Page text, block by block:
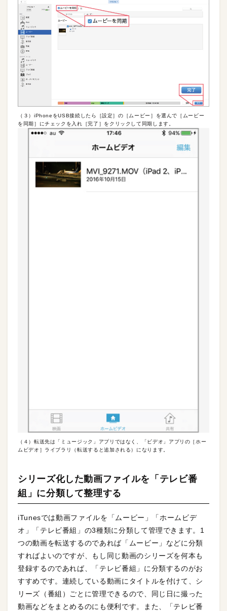
（３）iPhoneをUSB接続したら［設定］の［ムービー］を選んで［ムービー
を同期］にチェックを入れ［完了］をクリックして同期します。
（４）転送先は「ミュージック」アプリではなく、「ビデオ」アプリの［ホー
ムビデオ］ライブラリ（転送すると追加される）になります。
シリーズ化した動画ファイルを「テレビ番
組」に分類して整理する
iTunesでは動画ファイルを「ムービー」「ホームビデ
オ」「テレビ番組」の3種類に分類して管理できます。1
つの動画を転送するのであれば「ムービー」などに分類
すればよいのですが、もし同じ動画のシリーズを何本も
登録するのであれば、「テレビ番組」に分類するのがお
すすめです。連続している動画にタイトルを付けて、シ
リーズ（番組）ごとに管理できるので、同じ日に撮った
動画などをまとめるのにも便利です。また、「テレビ番